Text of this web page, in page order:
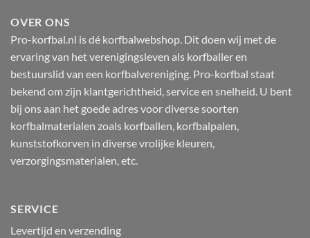
OVER ONS
Pro-korfbal.nl is dé korfbalwebshop. Dit doen wij met de
ervaring van het verenigingsleven als korfballer en
bestuurslid van een korfbalvereniging. Pro-korfbal staat
bekend om zijn klantgerichtheid, service en snelheid. U bent
bij ons aan het goede adres voor diverse soorten
korfbalmaterialen zoals korfballen, korfbalpalen,
kunststofkorven in diverse vrolijke kleuren,
verzorgingsmaterialen, etc.
SERVICE
Levertijd en verzending